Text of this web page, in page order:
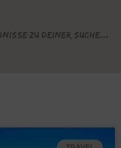
zu deiner Suche...